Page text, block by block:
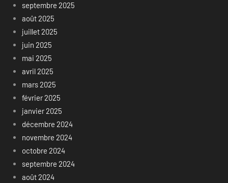
septembre 2025
août 2025
juillet 2025
juin 2025
mai 2025
avril 2025
mars 2025
février 2025
janvier 2025
décembre 2024
novembre 2024
octobre 2024
septembre 2024
août 2024